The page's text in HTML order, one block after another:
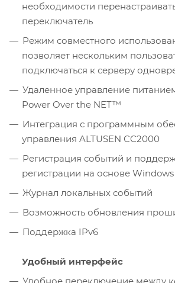
необходимости
переключатель
Режим совместного
позволяет нескольким
подключаться к серверу
Удаленное управление
Power Over the NET™
Интеграция с программным
управления ALTUSEN CC2000
Регистрация событий и
регистрации на основе Windows
Журнал локальных событий
Возможность обновления
Поддержка IPv6
Удобный интерфейс